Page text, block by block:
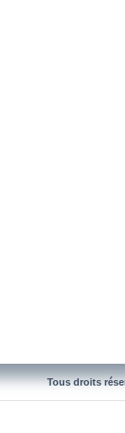
Tous droits